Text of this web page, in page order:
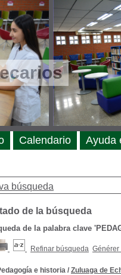
búsqueda
de la búsqueda
de la palabra clave
Refinar búsqueda Générer
e historia / Zuluaga de
Calendario Ayuda